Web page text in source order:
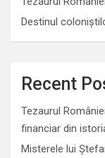
Destinul
Recent
Tezaurul
financiar din
Misterele lui